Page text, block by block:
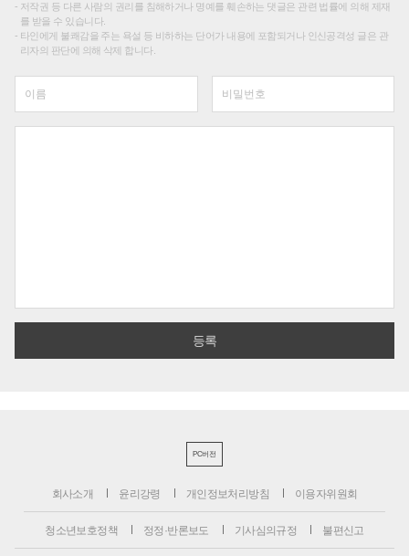
저작권 등 다른 사람의 권리를 침해하거나 명예를 훼손하는 댓글은 관련 법률에 의해 제재
를 받을 수 있습니다.
타인에게 불쾌감을 주는 욕설 등 비하하는 단어가 내용에 포함되거나 인신공격성 글은 관
리자의 판단에 의해 삭제 합니다.
PC버전
회사소개 윤리강령 개인정보처리방침 이용자위원회
청소년보호정책 정정·반론보도 기사심의규정 불편신고